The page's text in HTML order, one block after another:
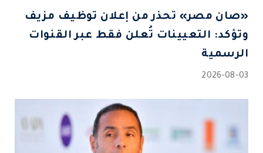
«صان مصر» تحذر من إعلان توظيف مزيف
وتؤكد: التعيينات تُعلن فقط عبر القنوات
الرسمية
2026-08-03